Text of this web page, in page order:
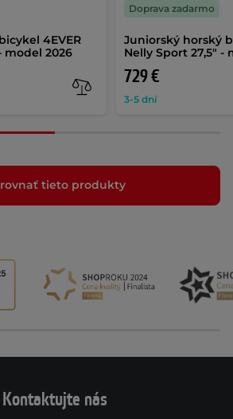
4EVER
model 2026
Juniorský horský
Nelly Sport 27,5" -
729 €
3-5 dní
Doprava zadarmo
tieto produkty
Kontaktujte nás